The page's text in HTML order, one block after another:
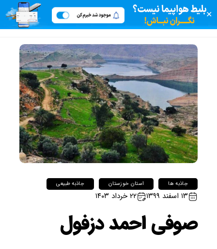
✕
جاذبه ها استان خوزستان جاذبه طبیعی
۱۳ اسفند ۱۳۹۹ ۲۲ خرداد ۱۴۰۳
صوفی احمد دزفول